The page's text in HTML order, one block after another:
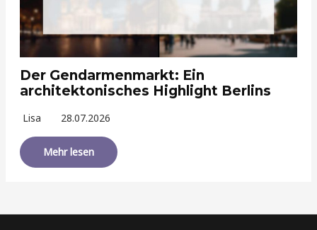
Der Gendarmenmarkt: Ein
architektonisches Highlight Berlins
Lisa 28.07.2026
Mehr lesen